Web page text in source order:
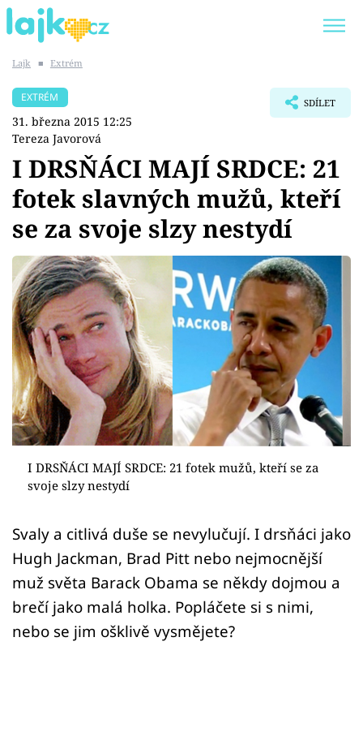
SHOPAHOLICADEL
Témata
Showbyznys
Youtubeři
Virály
Sex a vztahy
Videa
Sledujte prima+
Přihlášení
Sledujte nás
Lajk ■ Extrém
EXTRÉM
31. března 2015 12:25
Tereza Javorová
SDÍLET
I DRSŇÁCI MAJÍ SRDCE: 21
fotek slavných mužů, kteří
se za svoje slzy nestydí
I DRSŇÁCI MAJÍ SRDCE: 21 fotek mužů, kteří se za
svoje slzy nestydí
Svaly a citlivá duše se nevylučují. I drsňáci jako
Hugh Jackman, Brad Pitt nebo nejmocnější
muž světa Barack Obama se někdy dojmou a
brečí jako malá holka. Popláčete si s nimi,
nebo se jim ošklivě vysmějete?